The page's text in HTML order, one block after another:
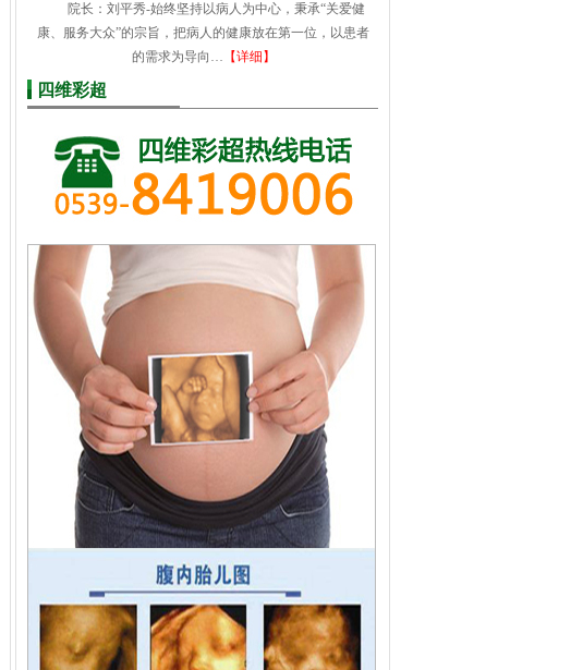
院长：刘平秀-始终坚持以病人为中心，秉承“关爱健
康、服务大众”的宗旨，把病人的健康放在第一位，以患者
的需求为导向… 【详细】
四维彩超